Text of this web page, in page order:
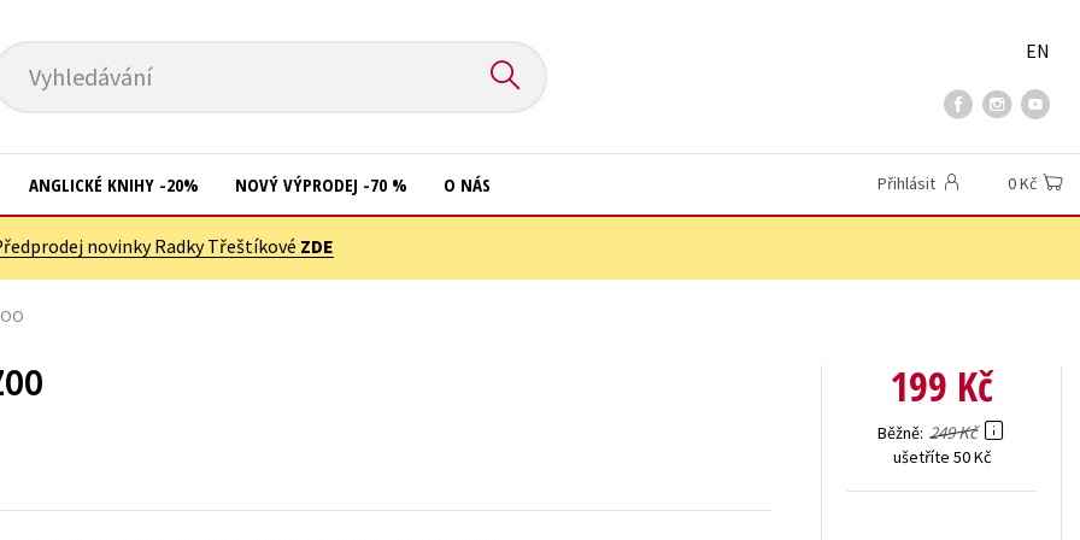
Vyhledávání
EN
ANGLICKÉ KNIHY -20% NOVÝ VÝPRODEJ -70 % O NÁS Přihlásit 0 Kč
novinky Radky Třeštíkové ZDE
199 Kč
Běžně 249 Kč
ušetříte 50 Kč